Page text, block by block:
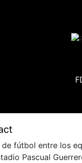
fútbol entre los
Pascual